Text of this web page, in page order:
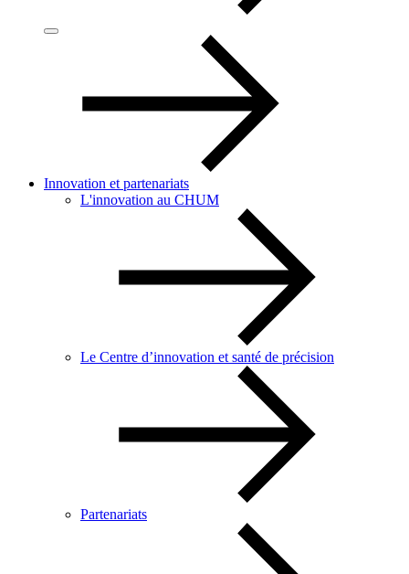
Innovation et partenariats
L'innovation au CHUM
Le Centre d’innovation et santé de précision
Partenariats